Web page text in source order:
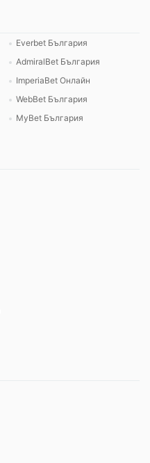
Everbet България
AdmiralBet България
ImperiaBet Онлайн
WebBet България
MyBet България